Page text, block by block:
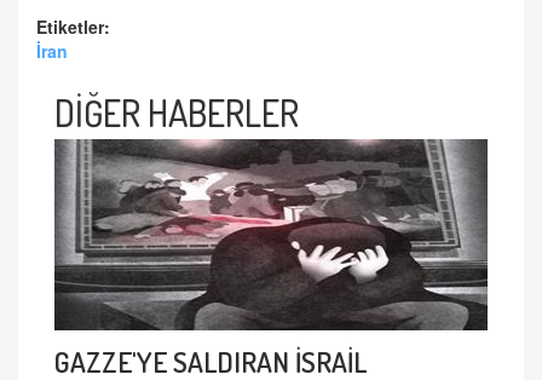
Etiketler:
İran
DİĞER HABERLER
GAZZE'YE SALDIRAN İSRAİL